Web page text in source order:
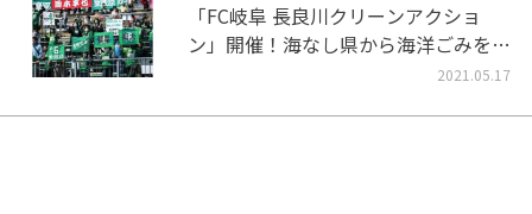
「FC岐阜 長良川クリーンアクショ
ン」開催！海なし県から海洋ごみをな
2021.05.17